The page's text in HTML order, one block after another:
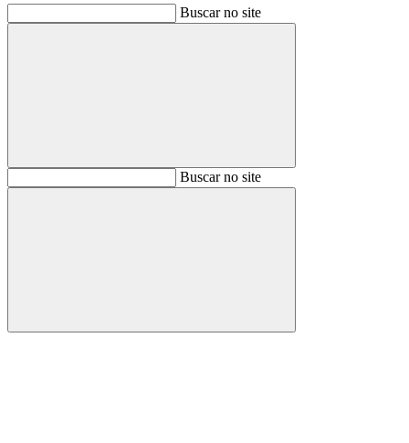
Buscar no site
BuscarBuscar no site
Buscar